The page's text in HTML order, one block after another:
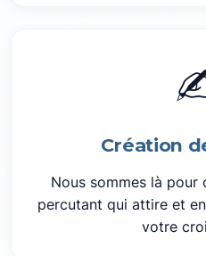
Création
Nous sommes là
percutant qui attire et
votre